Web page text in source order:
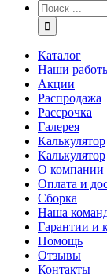
Каталог
Наши
Акции
Распродажа
Рассрочка
Галерея
Калькулятор
Калькулятор
О компании
Оплата и
Сборка
Наша
Гарантии и
Помощь
Отзывы
Контакты